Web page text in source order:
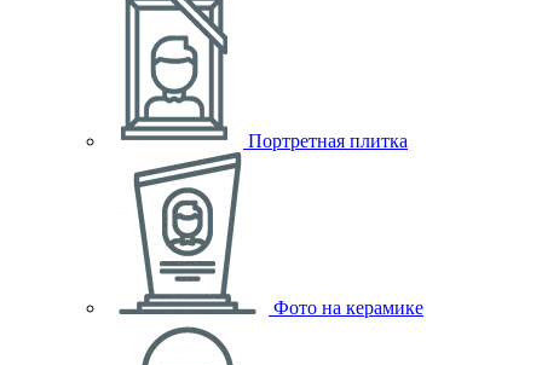
Портретная плитка
Фото на керамике